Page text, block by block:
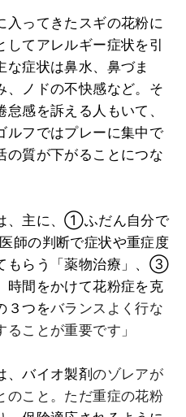
入ってきたスギの花粉に
てアレルギー症状を引
な症状は鼻水、鼻づま
、ノドの不快感など。そ
感を訴える人もいて、
ルフではプレーに集中で
の質が下がることにつな
、主に、①ふだん自分で
師の判断で症状や重症度
もらう「薬物治療」、③
時間をかけて花粉症を克
３つをバランスよく行な
ことが重要です」
、バイオ製剤のゾレアが
のこと。ただ重症の花粉